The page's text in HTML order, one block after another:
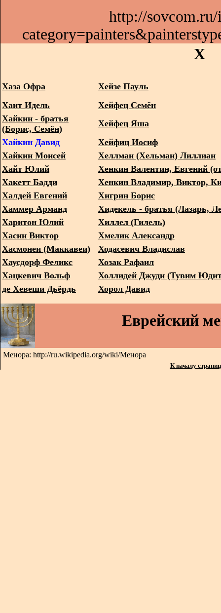
http://sovcom.ru/
Х
Хаза Офра
Хейзе Пауль
Хаит Идель
Хейфец Семён
Хайкин - братья
(Борис, Семён)
Хейфец Яша
Хайкин Давид
Хейфиц Иосиф
Хайкин Моисей
Хеллман (Хельман) Лиллиан
Хайт Юлий
Хенкин Валентин, Евгений
Хакетт Бадди
Хенкин Владимир, Виктор,
Халдей Евгений
Хигрин Борис
Хаммер Арманд
Хидекель - братья (Лазарь,
Харитон Юлий
Хиллел (Гилель)
Хасин Виктор
Хмелик Александр
Хасмонеи (Маккавеи)
Ходасевич Владислав
Хаусдорф Феликс
Хозак Рафаил
Хацкевич Вольф
Холлидей Джуди (Тувим
де Хевеши Дьёрдь
Хорол Давид
Еврейский
Менора: http://ru.wikipedia.org/wiki/Менора
К началу